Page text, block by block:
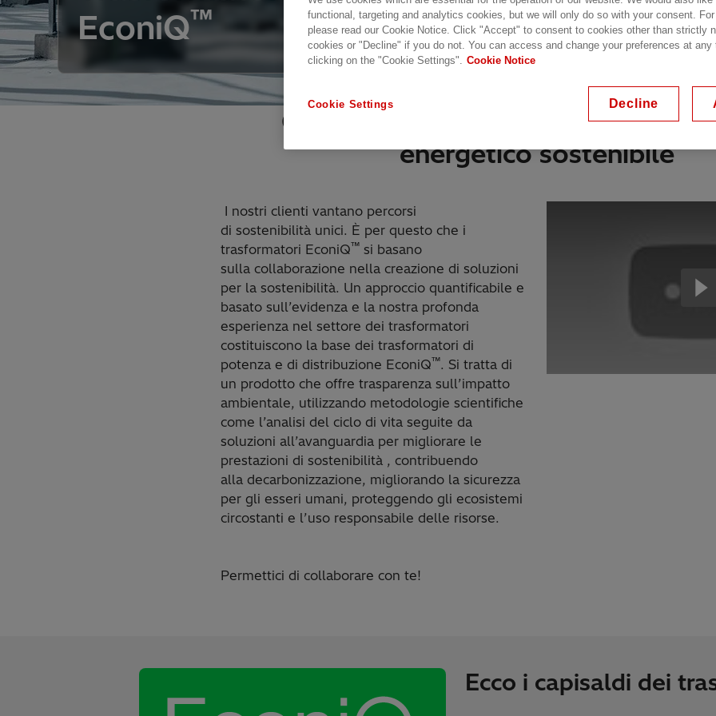
EconiQ™
Collaborare nella creazione per un
energetico sostenibile
I nostri clienti vantano percorsi
di sostenibilità unici. È per questo che i
trasformatori EconiQ™ si basano
sulla collaborazione nella creazione di soluzioni
per la sostenibilità. Un approccio quantificabile e
basato sull’evidenza e la nostra profonda
esperienza nel settore dei trasformatori
costituiscono la base dei trasformatori di
potenza e di distribuzione EconiQ™. Si tratta di
un prodotto che offre trasparenza sull’impatto
ambientale, utilizzando metodologie scientifiche
come l’analisi del ciclo di vita seguite da
soluzioni all’avanguardia per migliorare le
prestazioni di sostenibilità , contribuendo
alla decarbonizzazione, migliorando la sicurezza
per gli esseri umani, proteggendo gli ecosistemi
circostanti e l’uso responsabile delle risorse.
Permettici di collaborare con te!
Ecco i capisaldi dei
functional, targeting and analytics cookies, but we will only do so with your consent.
please read our Cookie Notice. Click "Accept" to consent to cookies other than strictly
cookies or "Decline" if you do not. You can access and change your preferences at any
clicking on the "Cookie Settings". Cookie Notice
Cookie Settings Decline